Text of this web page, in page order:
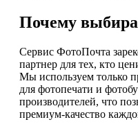
Почему
Сервис ФотоПочта
партнер для тех, кто
Мы используем только
для фотопечати и
производителей, что
премиум-качество